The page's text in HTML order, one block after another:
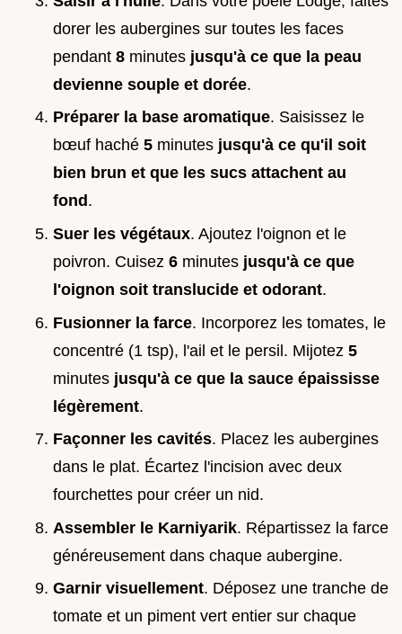
dorer les aubergines sur toutes les faces
pendant 8 minutes jusqu'à ce que la peau
devienne souple et dorée.
Préparer la base aromatique. Saisissez le
bœuf haché 5 minutes jusqu'à ce qu'il soit
bien brun et que les sucs attachent au
fond .
Suer les végétaux. Ajoutez l'oignon et le
poivron. Cuisez 6 minutes jusqu'à ce que
l'oignon soit translucide et odorant.
Fusionner la farce. Incorporez les tomates, le
concentré (1 tsp), l'ail et le persil. Mijotez 5
minutes jusqu'à ce que la sauce épaississe
légèrement.
Façonner les cavités. Placez les aubergines
dans le plat. Écartez l'incision avec deux
fourchettes pour créer un nid.
Assembler le Karniyarik. Répartissez la farce
généreusement dans chaque aubergine.
Garnir visuellement. Déposez une tranche de
tomate et un piment vert entier sur chaque